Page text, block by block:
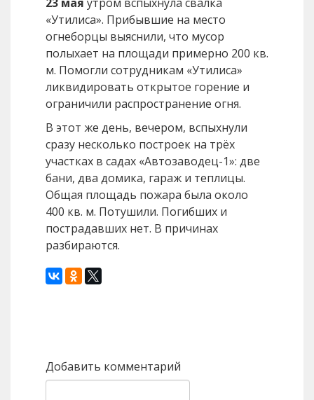
23 мая утром вспыхнула свалка
«Утилиса». Прибывшие на место
огнеборцы выяснили, что мусор
полыхает на площади примерно 200 кв.
м. Помогли сотрудникам «Утилиса»
ликвидировать открытое горение и
ограничили распространение огня.
В этот же день, вечером, вспыхнули
сразу несколько построек на трёх
участках в садах «Автозаводец-1»: две
бани, два домика, гараж и теплицы.
Общая площадь пожара была около
400 кв. м. Потушили. Погибших и
пострадавших нет. В причинах
разбираются.
Добавить комментарий